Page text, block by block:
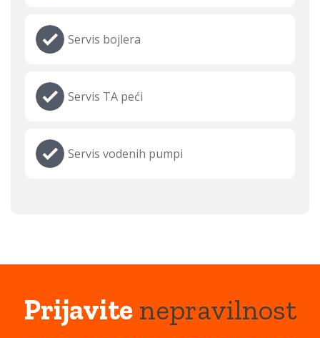
Servis bojlera
Servis TA peći
Servis vodenih pumpi
Prijavitenepravilnost